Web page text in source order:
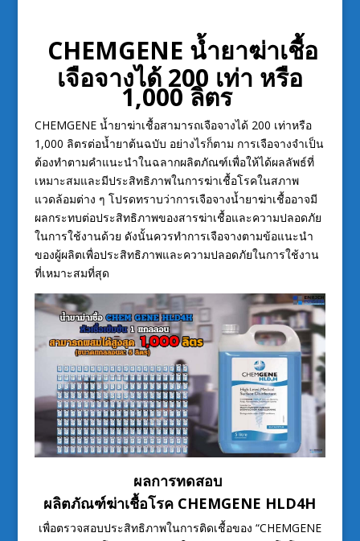
CHEMGENE น้ำยาฆ่าเชื้อ
เจือจางได้ 200 เท่า หรือ
1,000 ลิตร
CHEMGENE น้ำยาฆ่าเชื้อสามารถเจือจางได้ 200 เท่าหรือ
1,000 ลิตรต่อน้ำยาต้นฉบับ อย่างไรก็ตาม การเจือจางจำเป็น
ต้องทำตามคำแนะนำในฉลากผลิตภัณฑ์เพื่อให้ได้ผลลัพธ์ที่
เหมาะสมและมีประสิทธิภาพในการฆ่าเชื้อโรคในสภาพ
แวดล้อมต่าง ๆ โปรดทราบว่าการเจือจางน้ำยาฆ่าเชื้ออาจมี
ผลกระทบต่อประสิทธิภาพของสารฆ่าเชื้อและความปลอดภัย
ในการใช้งานด้วย ดังนั้นควรทำการเจือจางตามข้อแนะนำ
ของผู้ผลิตเพื่อประสิทธิภาพและความปลอดภัยในการใช้งาน
ที่เหมาะสมที่สุด
ผลการทดสอบ
ผลิตภัณฑ์ฆ่าเชื้อโรค CHEMGENE HLD4H
เพื่อตรวจสอบประสิทธิภาพในการติดเชื้อของ “CHEMGENE